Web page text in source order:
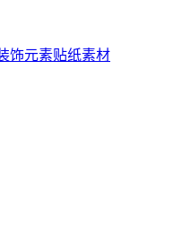
饰元素贴纸素材